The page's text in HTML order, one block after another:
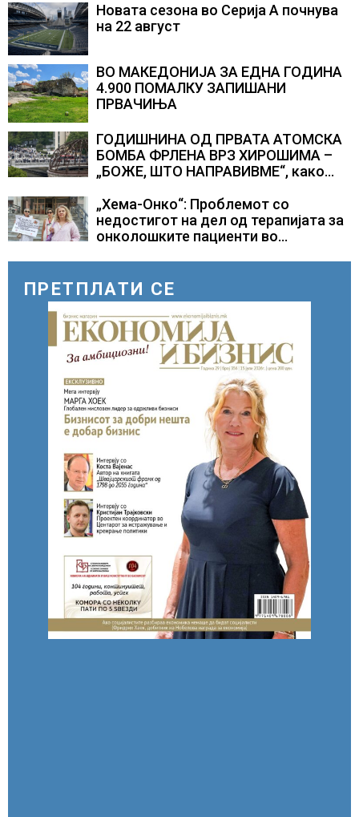
Новата сезона во Серија А почнува
на 22 август
ВО МАКЕДОНИЈА ЗА ЕДНА ГОДИНА
4.900 ПОМАЛКУ ЗАПИШАНИ
ПРВАЧИЊА
ГОДИШНИНА ОД ПРВАТА АТОМСКА
БОМБА ФРЛЕНА ВРЗ ХИРОШИМА –
„БОЖЕ, ШТО НАПРАВИВМЕ“, како
Геј“ и учесниците во
бомбардирањето го доживуваа овој
настан што го промени текот на
„Хема-Онко“: Проблемот со
недостигот на дел од терапијата за
онколошките пациенти во
ПРЕТПЛАТИ СЕ